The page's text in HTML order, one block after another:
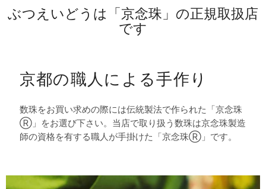
ぶつえいどうは「京念珠」の正規取扱店
です
京都の職人による手作り
数珠をお買い求めの際には伝統製法で作られた「京念珠
Ⓡ」をお選び下さい。当店で取り扱う数珠は京念珠製造
師の資格を有する職人が手掛けた「京念珠Ⓡ」です。